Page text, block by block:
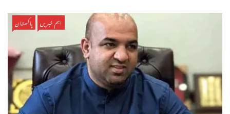
اہم خبریں پاکستان